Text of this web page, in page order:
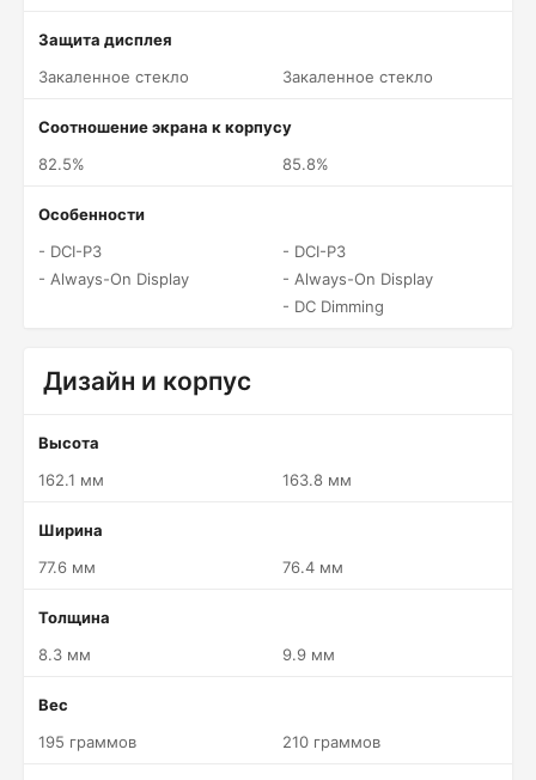
Защита дисплея
Закаленное стекло
Закаленное стекло
Соотношение экрана к корпусу
82.5%
85.8%
Особенности
- DCI-P3
- Always-On Display
- DCI-P3
- Always-On Display
- DC Dimming
Дизайн и корпус
Высота
162.1 мм
163.8 мм
Ширина
77.6 мм
76.4 мм
Толщина
8.3 мм
9.9 мм
Вес
195 граммов
210 граммов